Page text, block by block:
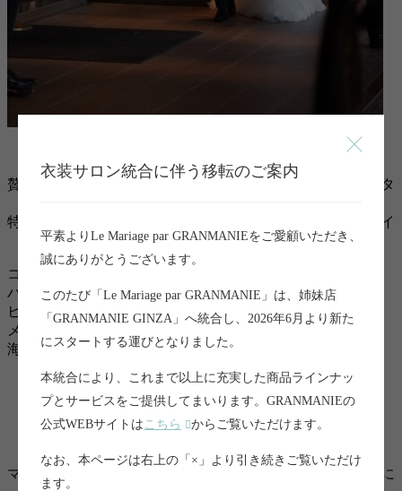
贅沢な生地、スワロフスキーを用いた刺繍、ユニークなパタ
特徴のイスラエルのデザイナーネッタベンシャブのマーメイ
ドドレス。
コルセットビスチェのデザインを用いたトップスは
バストからウエストにかけてのラインを華奢に魅せ
ヒップラインに美しい立体感を生み出します。
メリハリのあるシルエットは
海外ウエディングのワンシーンのような佇まいに。
マーメイドラインの膝下から、やわらかなチュールが優雅に
衣装サロン統合に伴う移転のご案内
平素よりLe Mariage par GRANMANIEをご愛顧いただき、
誠にありがとうございます。
このたび「Le Mariage par GRANMANIE」は、姉妹店
「GRANMANIE GINZA」へ統合し、2026年6月より新た
にスタートする運びとなりました。
本統合により、これまで以上に充実した商品ラインナッ
プとサービスをご提供してまいります。GRANMANIEの
公式WEBサイトは こちら からご覧いただけます。
なお、本ページは右上の「×」より引き続きご覧いただけ
ます。